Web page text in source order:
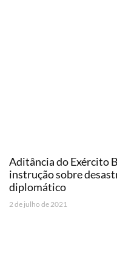
Aditância do Exército
instrução sobre
diplomático
2 de julho de 2021